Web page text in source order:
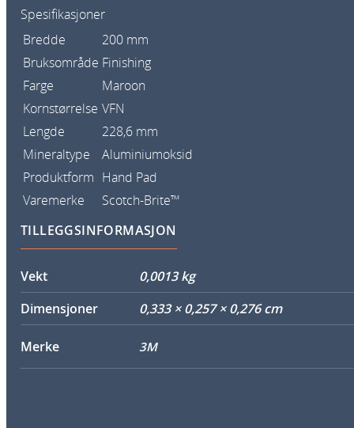
Spesifikasjoner
Bredde
200 mm
Bruksområde Finishing
Farge
Maroon
Kornstørrelse VFN
Lengde
228,6 mm
Mineraltype
Aluminiumoksid
Produktform Hand Pad
Varemerke
Scotch-Brite™
TILLEGGSINFORMASJON
Vekt
0,0013 kg
Dimensjoner
0,333 × 0,257 × 0,276 cm
Merke 3M